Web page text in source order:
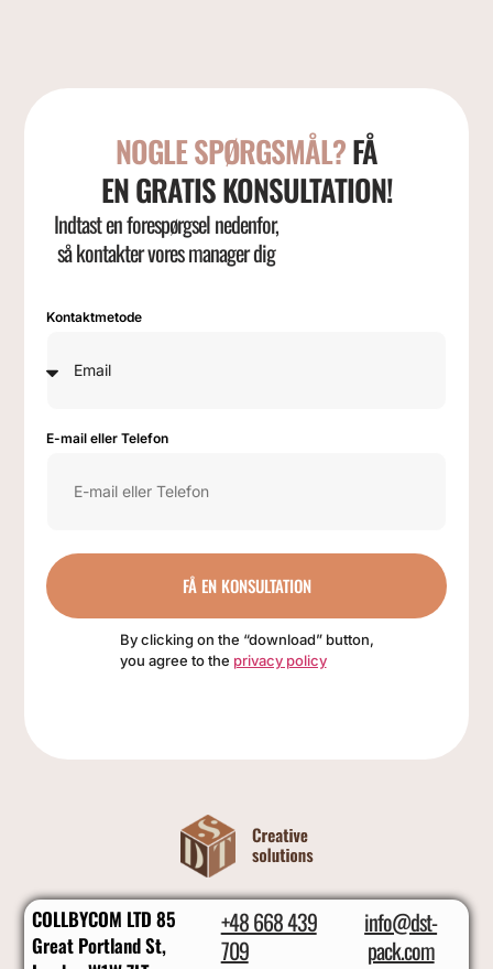
NOGLE SPØRGSMÅL?FÅ
EN GRATIS KONSULTATION!
Indtast en forespørgsel nedenfor,
så kontakter vores manager dig
Kontaktmetode
E-mail eller Telefon
FÅ EN KONSULTATION
By clicking on the “download” button,
you agree to the privacy policy
COLLBYCOM LTD 85
Great Portland St,
+48 668 439
709
info@dst-
pack.com